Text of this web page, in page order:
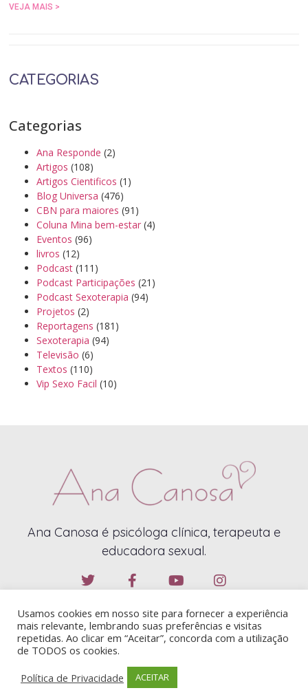
VEJA MAIS >
CATEGORIAS
Categorias
Ana Responde (2)
Artigos (108)
Artigos Cientificos (1)
Blog Universa (476)
CBN para maiores (91)
Coluna Mina bem-estar (4)
Eventos (96)
livros (12)
Podcast (111)
Podcast Participações (21)
Podcast Sexoterapia (94)
Projetos (2)
Reportagens (181)
Sexoterapia (94)
Televisão (6)
Textos (110)
Vip Sexo Facil (10)
Ana Canosa é psicóloga clínica, terapeuta e
educadora sexual.
ANA CANOSA – 2019 – TODOS OS DIREITOS RESERVADOS
CONTATO@ANACANOSA.COM.BR
Usamos cookies em nosso site para fornecer a experiência
mais relevante, lembrando suas preferências e visitas
repetidas. Ao clicar em “Aceitar”, concorda com a utilização
de TODOS os cookies.
Política de Privacidade
ACEITAR